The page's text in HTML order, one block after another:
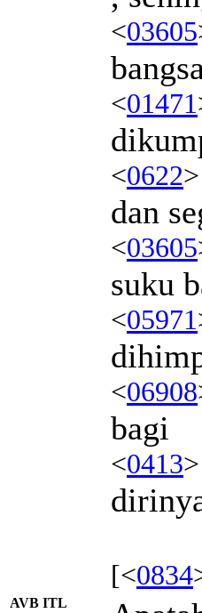
<03605
bangsa
<01471
<0622>
dan
<03605
suku
<05971
<06908
bagi
<0413>
[<0834
AVB ITL